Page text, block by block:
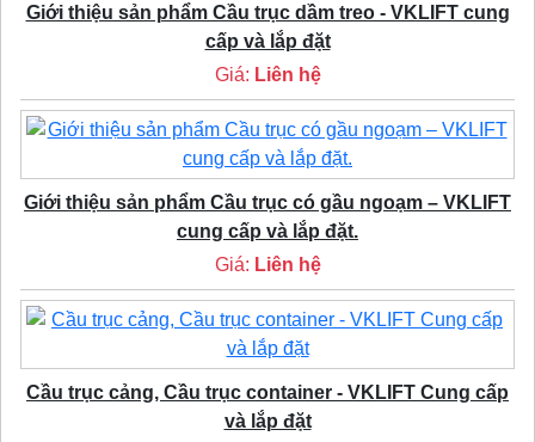
Giới thiệu sản phẩm Cầu trục dầm treo - VKLIFT cung
cấp và lắp đặt
Giá: Liên hệ
Giới thiệu sản phẩm Cầu trục có gầu ngoạm – VKLIFT
cung cấp và lắp đặt.
Giá: Liên hệ
Cầu trục cảng, Cầu trục container - VKLIFT Cung cấp
và lắp đặt